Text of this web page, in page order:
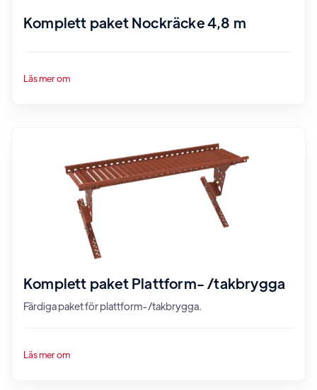
Komplett paket Nockräcke 4,8 m
Läs mer om
Komplett paket Plattform- /takbrygga
Färdiga paket för plattform-/takbrygga.
Läs mer om